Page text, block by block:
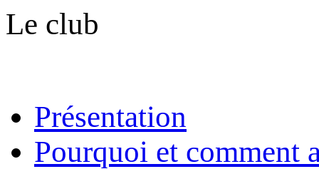
Le club
Présentation
Pourquoi et comment